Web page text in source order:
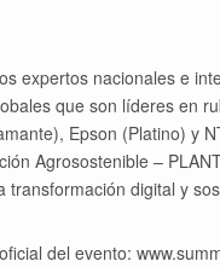
expertos nacionales e
que son líderes en
Epson (Platino) y
Agrosostenible –
digital y
del evento: